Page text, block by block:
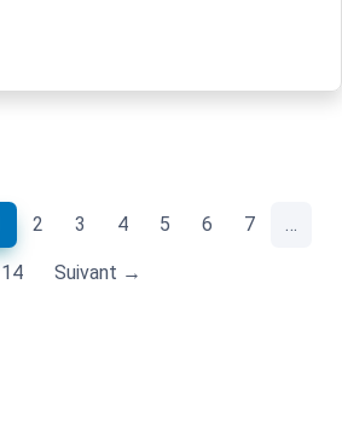
(current)
2 3 4 5 6 7 …
14 Suivant →